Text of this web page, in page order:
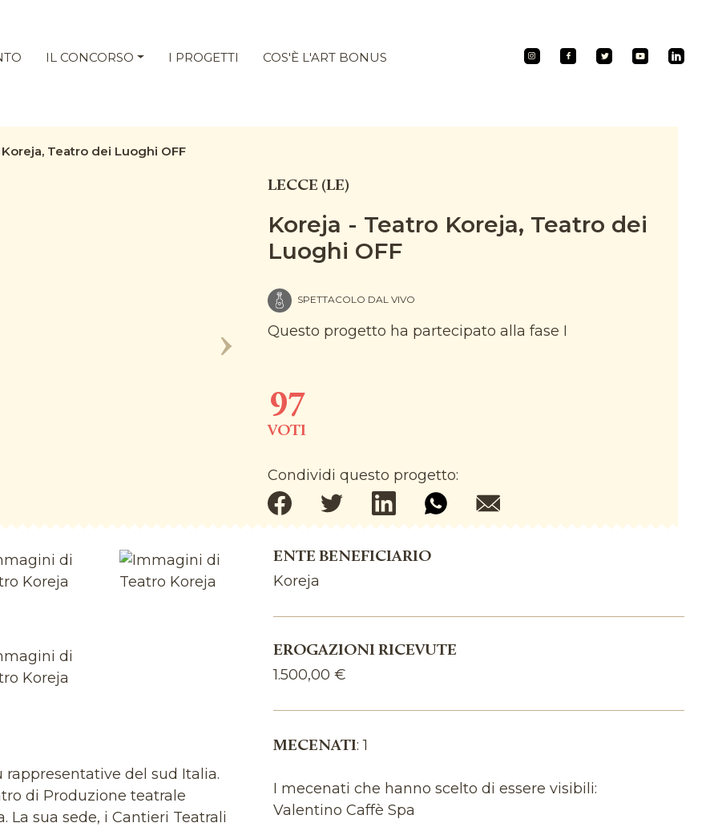
IL CONCORSO I PROGETTI COS'È L'ART BONUS
Teatro dei Luoghi OFF
LECCE (LE)
Koreja - Teatro Koreja, Teatro dei
Luoghi OFF
SPETTACOLO DAL VIVO
Questo progetto ha partecipato alla fase I
97
VOTI
Condividi questo progetto:
del sud Italia.
di Produzione teatrale
La sua sede, i Cantieri Teatrali
ENTE BENEFICIARIO
Koreja
EROGAZIONI RICEVUTE
1.500,00 €
MECENATI: 1
I mecenati che hanno scelto di essere visibili:
Valentino Caffè Spa